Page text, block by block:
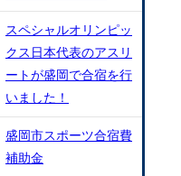
スペシャルオリンピッ
クス日本代表のアスリ
ートが盛岡で合宿を行
いました！
盛岡市スポーツ合宿費
補助金